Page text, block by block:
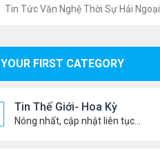
Tin Tức Văn Nghệ Thời Sự Hải Ngoại
YOUR FIRST CATEGORY
Tin Thế Giới- Hoa Kỳ
Nóng nhất, cập nhật liên tục...